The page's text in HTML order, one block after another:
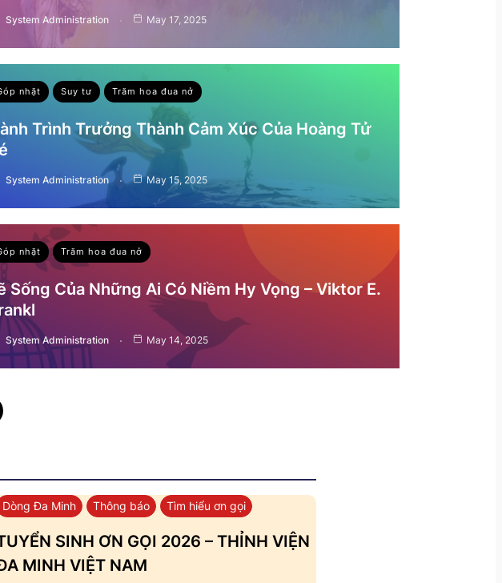
System Administration May 17, 2025
nhặt Suy tư Trăm hoa đua nở
Trình Trưởng Thành Cảm Xúc Của Hoàng Tử
System Administration May 15, 2025
nhặt Trăm hoa đua nở
Sống Của Những Ai Có Niềm Hy Vọng – Viktor E.
System Administration May 14, 2025
Dòng Đa Minh Thông báo Tìm hiểu ơn gọi
SINH ƠN GỌI 2026 – THỈNH VIỆN
MINH VIỆT NAM